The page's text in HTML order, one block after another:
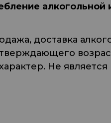
доставка
Не